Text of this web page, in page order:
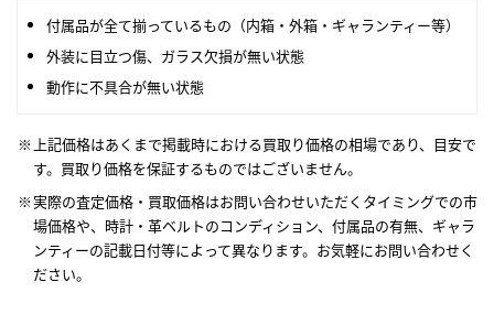
付属品が全て揃っているもの（内箱・外箱・ギャランティー等）
外装に目立つ傷、ガラス欠損が無い状態
動作に不具合が無い状態
上記価格はあくまで掲載時における買取り価格の相場であり、目安で
す。買取り価格を保証するものではございません。
実際の査定価格・買取価格はお問い合わせいただくタイミングでの市
場価格や、時計・革ベルトのコンディション、付属品の有無、ギャラ
ンティーの記載日付等によって異なります。お気軽にお問い合わせく
ださい。